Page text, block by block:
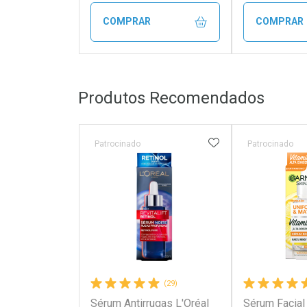
COMPRAR
Laboratório
Ativar Desconto
Por Menos
COMPRAR
Ativar
Por
Produtos Recomendados
(29)
Sérum Antirrugas L'Oréal
Patrocinado ADICIONAR AOS
Sérum
Patrocinado